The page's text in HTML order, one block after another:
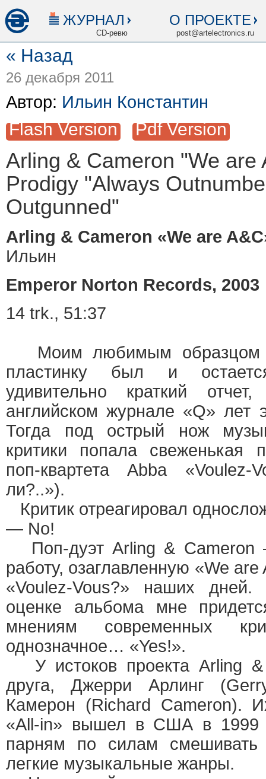
ЖУРНАЛ
CD-ревю
О ПРОЕКТЕ
post@artelectronics.ru
« Назад
26 декабря 2011
Автор: Ильин Константин
Flash Version Pdf Version
Arling & Cameron "We are
Prodigy "Always
Outgunned"
Arling & Cameron «We are
Ильин
Emperor Norton Records, 2003
14 trk., 51:37
Моим любимым образцом
пластинку был и
удивительно краткий
английском журнале «Q» лет
Тогда под острый нож
критики попала свеженькая
поп-квартета Abba
ли?..»).
Критик отреагировал
— No!
Поп-дуэт Arling & Cameron
работу, озаглавленную «We
«Voulez-Vous?» наших
оценке альбома мне
мнениям современных
однозначное… «Yes!».
У истоков проекта Arling &
друга, Джерри Арлинг
Камерон (Richard Cameron).
«All-in» вышел в США в 1999
парням по силам
легкие музыкальные жанры.